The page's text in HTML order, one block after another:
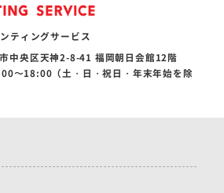
ティングサービス
中央区天神2-8-41 福岡朝日会館12階
〜18:00（土・日・祝日・年末年始を除